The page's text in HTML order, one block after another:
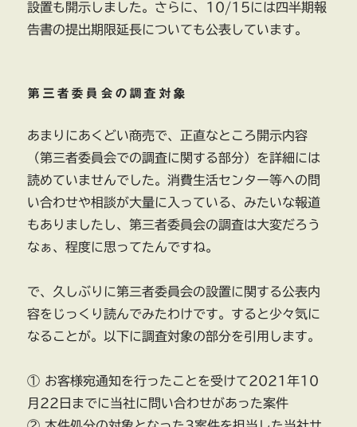
設置も開示しました。さらに、10/15には四半期報
告書の提出期限延長についても公表しています。
第三者委員会の調査対象
あまりにあくどい商売で、正直なところ開示内容
（第三者委員会での調査に関する部分）を詳細には
読めていませんでした。消費生活センター等への問
い合わせや相談が大量に入っている、みたいな報道
もありましたし、第三者委員会の調査は大変だろう
なぁ、程度に思ってたんですね。
で、久しぶりに第三者委員会の設置に関する公表内
容をじっくり読んでみたわけです。すると少々気に
なることが。以下に調査対象の部分を引用します。
① お客様宛通知を行ったことを受けて2021年10
月22日までに当社に問い合わせがあった案件